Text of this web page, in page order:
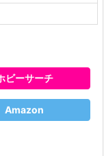
ビーサーチ
Amazon